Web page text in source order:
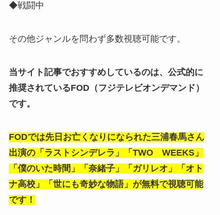
◆戦闘中
その他ジャンルを問わず多数視聴可能です。
当サイト記事でおすすめしているのは、公式的に
推奨されているFOD（フジテレビオンデマンド）
です。
FODでは先日お亡くなりになられた三浦春馬さん
出演の「ラストシンデレラ」「TWO WEEKS」
「僕のいた時間」「奈緒子」「ガリレオ」「オト
ナ高校」「世にも奇妙な物語」が無料で視聴可能
です！